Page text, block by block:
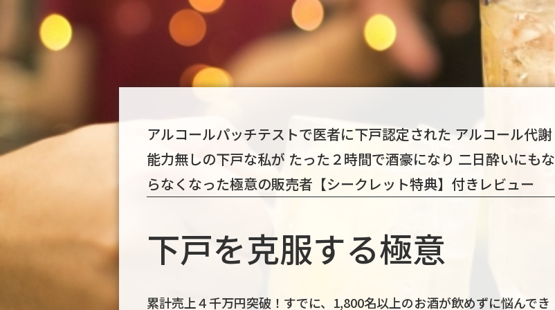
アルコールパッチテストで医者に下戸認定された アルコール代謝
能力無しの下戸な私が たった２時間で酒豪になり 二日酔いにもな
らなくなった極意の販売者【シークレット特典】付きレビュー
下戸を克服する極意
累計売上４千万円突破！すでに、1,800名以上のお酒が飲めずに悩んでき